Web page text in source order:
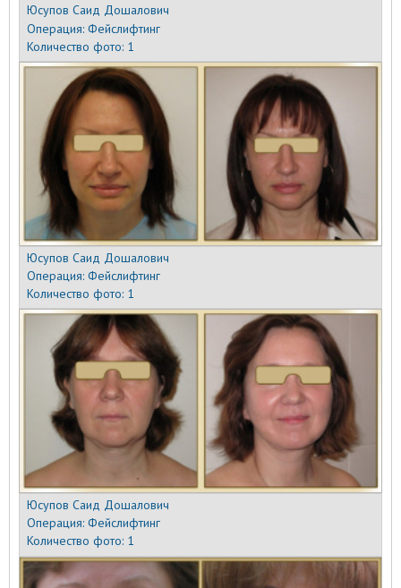
Юсупов Саид Дошалович
Операция:Фейслифтинг
Количество фото: 1
Юсупов Саид Дошалович
Операция:Фейслифтинг
Количество фото: 1
Юсупов Саид Дошалович
Операция:Фейслифтинг
Количество фото: 1